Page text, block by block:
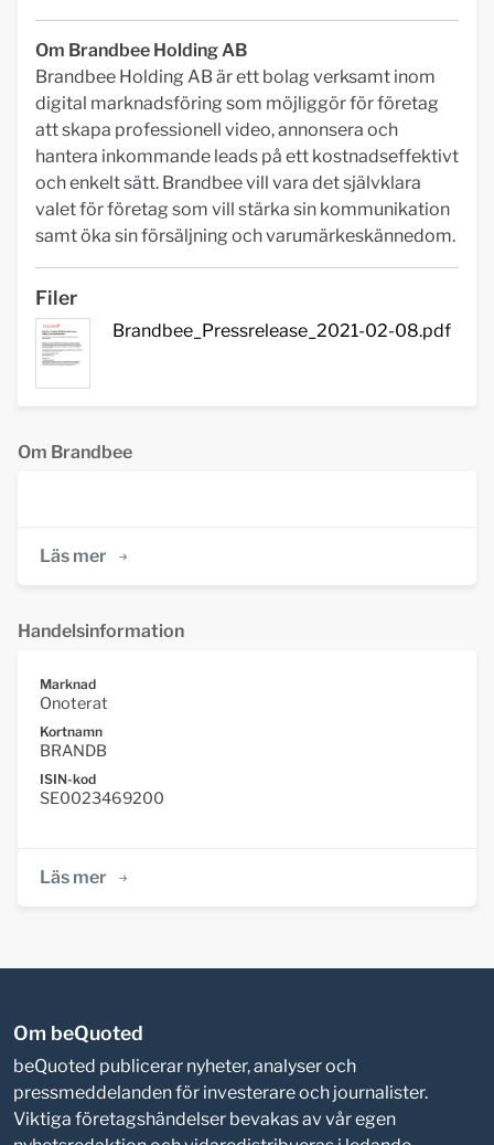
Om Brandbee Holding AB
Brandbee Holding AB är ett bolag verksamt inom
digital marknadsföring som möjliggör för företag
att skapa professionell video, annonsera och
hantera inkommande leads på ett kostnadseffektivt
och enkelt sätt. Brandbee vill vara det självklara
valet för företag som vill stärka sin kommunikation
samt öka sin försäljning och varumärkeskännedom.
Filer
Brandbee_Pressrelease_2021-02-08.pdf
Om Brandbee
Läs mer
Handelsinformation
Marknad
Onoterat
Kortnamn
BRANDB
ISIN-kod
SE0023469200
Läs mer
Om beQuoted
beQuoted publicerar nyheter, analyser och
pressmeddelanden för investerare och journalister.
Viktiga företagshändelser bevakas av vår egen